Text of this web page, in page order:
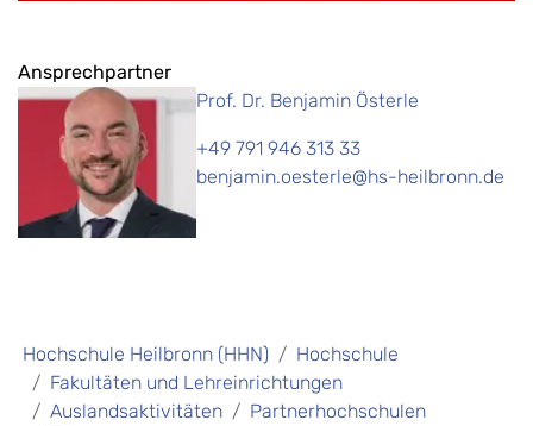
Ansprechpartner
Prof. Dr. Benjamin Österle
+49 791 946 313 33
benjamin.oesterle@hs-heilbronn.de
Hochschule Heilbronn (HHN)
Hochschule
Fakultäten und Lehreinrichtungen
Auslandsaktivitäten
Partnerhochschulen